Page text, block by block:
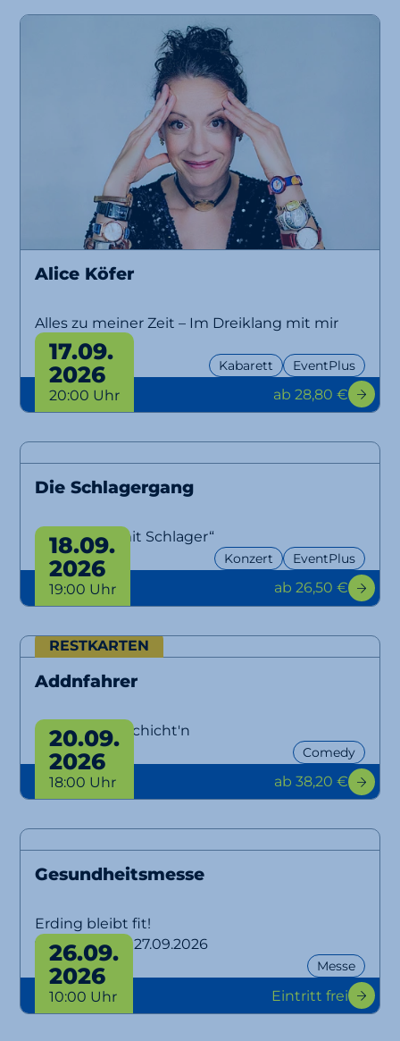
Alice Köfer
Alles zu meiner Zeit – Im Dreiklang mit mir
selbst
Kabarett EventPlus
17.09.
2026
20:00 Uhr ab 28,80 €
Die Schlagergang
„Aber bitte mit Schlager“
Konzert EventPlus
18.09.
2026
19:00 Uhr ab 26,50 €
RESTKARTEN
Addnfahrer
Lausbuam Gschicht'n
Comedy
20.09.
2026
18:00 Uhr ab 38,20 €
Gesundheitsmesse
Erding bleibt fit!
von 26.09. bis 27.09.2026
Messe
26.09.
2026
10:00 Uhr Eintritt frei